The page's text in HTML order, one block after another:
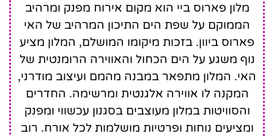
מלון פארוס ביי הוא מקום אירוח מפנק ומרהיב
הממוקם על שפת הים התיכון המרהיב של האי
פארוס ביוון. בזכות מיקומו המושלם, המלון מציע
נוף משגע על הים הכחול והאווירה הרומנטית של
האי. המלון מתפאר במבנה מהמם ועיצוב מודרני,
המקנה לו אווירה אלגנטית ומרשימה. החדרים
והסוויטות במלון מעוצבים בסגנון עכשווי ומפנק
ומציעים נוחות ופרטיות מושלמות לכל אורח. רוב